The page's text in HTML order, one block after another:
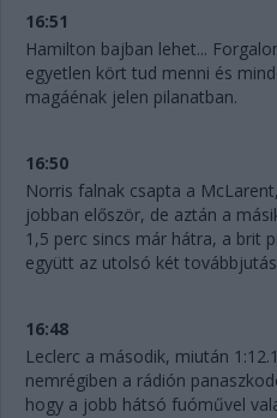
16:51
Hamilton bajban lehet...
egyetlen kört tud menni és
magáénak jelen pilanatban.
16:50
Norris falnak csapta a
jobban először, de aztán a
1,5 perc sincs már hátra, a brit
együtt az utolsó két
16:48
Leclerc a második, miután
nemrégiben a rádión
hogy a jobb hátsó fuóművel